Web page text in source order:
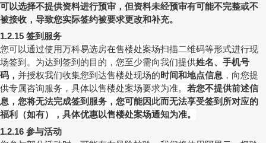
可以选择不提供资料进行预审，但资料未经预审有可能不完整或不
被接收，导致您实际签约被要求更改和补充。
1.2.15 签到服务
您可以通过使用万科易选房在售楼处案场扫描二维码等形式进行现
场签到。为达到签到的目的，您至少需向我们提供姓名、 手机号
码， 并授权我们收集您到达售楼处现场的时间和地点信息 ，向您提
供专属咨询服务，具体以售楼处案场要求为准。 若您不提供前述信
息，您将无法完成签到服务，您可能因此而无法享受签到所对应的
福利（如有），具体优惠以售楼处案场通知为准。
1.2.16 参与活动